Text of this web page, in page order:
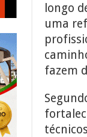
longo
uma
fazem